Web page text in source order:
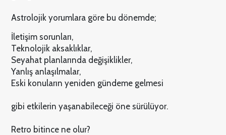
Astrolojik yorumlara göre bu dönemde;
İletişim sorunları,
Teknolojik aksaklıklar,
Seyahat planlarında değişiklikler,
Yanlış anlaşılmalar,
Eski konuların yeniden gündeme gelmesi
gibi etkilerin yaşanabileceği öne sürülüyor.
Retro bitince ne olur?